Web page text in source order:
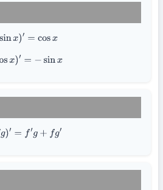
(sinx) =cosx
(cosx )′= −sinx
(fg )′= f′g+ fg